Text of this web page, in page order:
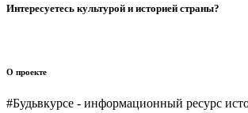
Интересуетесь культурой и историей страны?
О проекте
#Будьвкурсе - информационный ресурс